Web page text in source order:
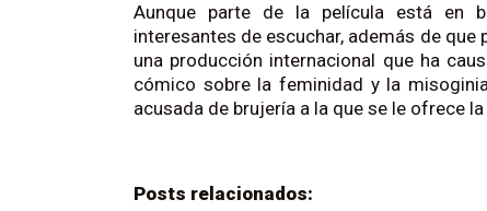
Aunque parte de la película está en
interesantes de escuchar, además de
una producción internacional que ha
cómico sobre la feminidad y la
acusada de brujería a la que se le ofrece
Posts relacionados: